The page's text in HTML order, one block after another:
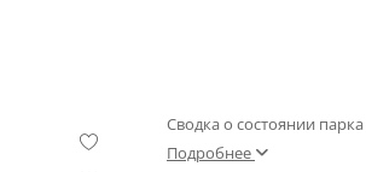
Сводка о состоянии
Подробнее